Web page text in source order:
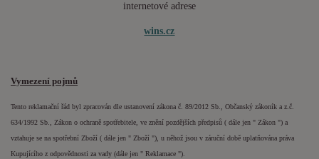
internetové adrese
wins.cz
Vymezení pojmů
Tento reklamační řád byl zpracován dle ustanovení zákona č. 89/2012 Sb., Občanský zákoník a z.č.
634/1992 Sb., Zákon o ochraně spotřebitele, ve znění pozdějších předpisů ( dále jen " Zákon ") a
vztahuje se na spotřební Zboží ( dále jen " Zboží "), u něhož jsou v záruční době uplatňována práva
Kupujícího z odpovědnosti za vady (dále jen " Reklamace ").